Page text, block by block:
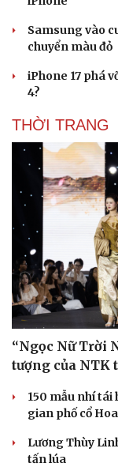
Văn hóa
Sân khấu - Điện ảnh
Văn học
Âm nhạc
Di sản
Samsung vào
chuyển màu đỏ
iPhone 17 phá
4?
THỜI TRANG
“Ngọc Nữ Trời
tượng của NTK
150 mẫu nhí tái
gian phố cổ
Lương Thùy
tấn lúa